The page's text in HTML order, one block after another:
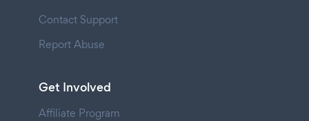
Contact Support
Report Abuse
Get Involved
Affiliate Program